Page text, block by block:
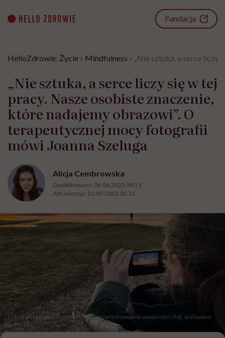
content
Fundacja
HelloZdrowie: Życie › Mindfulness › „Nie sztuka, a serce liczy
„Nie sztuka, a serce liczy się w tej
pracy. Nasze osobiste znaczenie,
które nadajemy obrazowi”. O
terapeutycznej mocy fotografii
mówi Joanna Szeluga
Alicja Cembrowska
Opublikowano: 06.06.2023 09:51
Aktualizacja: 20.09.2023 08:31
Fotografia terapeutyczna to sposób na trenowanie uwazności / fot. archiwum
prywatny